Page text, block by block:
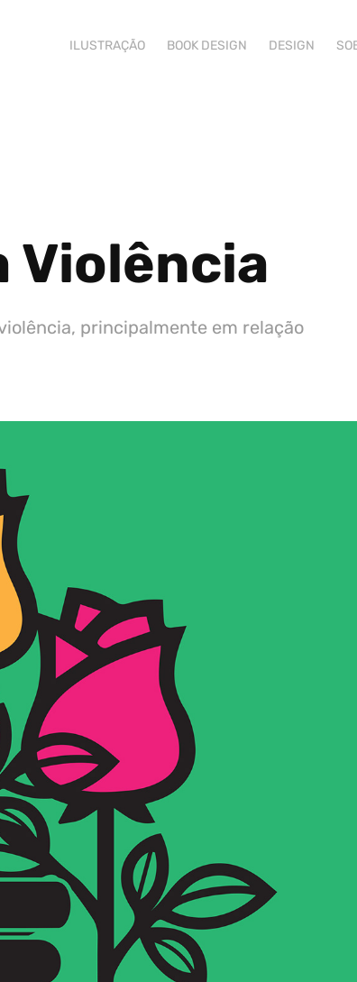
ILUSTRAÇÃO BOOK DESIGN DESIGN
Violência
principalmente em relação